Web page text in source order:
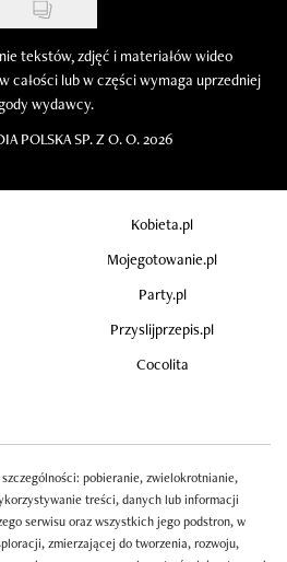
tekstów, zdjęć i materiałów wideo
całości lub w części wymaga uprzedniej
wydawcy.
POLSKA SP. Z O. O. 2026
Kobieta.pl
Mojegotowanie.pl
Party.pl
Przyslijprzepis.pl
Cocolita
pobieranie, zwielokrotnianie,
treści, danych lub informacji
serwisu oraz wszystkich jego podstron, w
zmierzającej do tworzenia, rozwoju,